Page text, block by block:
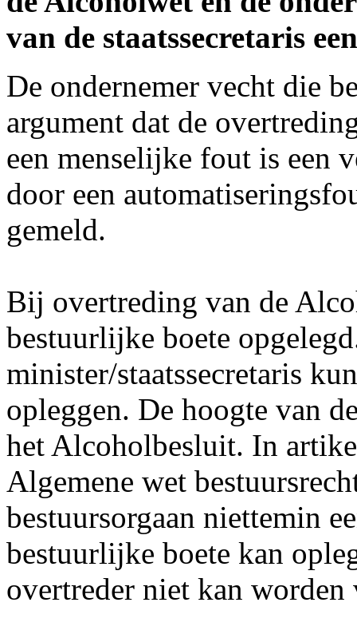
van de staatssecretaris
De ondernemer vecht die
argument dat de
een menselijke fout is een
door een
gemeld.
Bij overtreding van de
bestuurlijke boete
minister/staatssecretaris
opleggen. De hoogte van
het Alcoholbesluit. In
Algemene wet
bestuursorgaan niettemin
bestuurlijke boete kan
overtreder niet kan worden